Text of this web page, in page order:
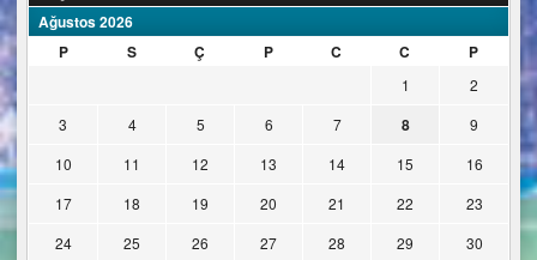
Ağustos 2026
P
S Ç P C C P
1
2
3
4 5 6 7 8
9
10
11 12 13 14 15
16
17
18 19 20 21 22
23
24
25 26 27 28 29
30